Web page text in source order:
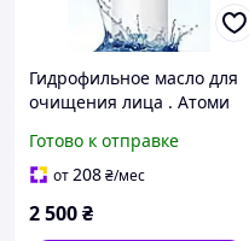
Гидрофильное масло для
очищения лица . Атоми
Готово к отправке
от208₴/мес
2 500₴